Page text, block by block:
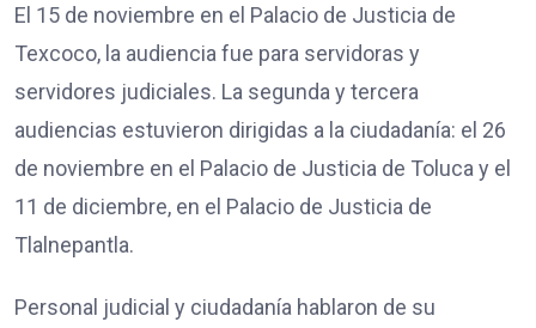
El 15 de noviembre en el Palacio de Justicia de
Texcoco, la audiencia fue para servidoras y
servidores judiciales. La segunda y tercera
audiencias estuvieron dirigidas a la ciudadanía: el 26
de noviembre en el Palacio de Justicia de Toluca y el
11 de diciembre, en el Palacio de Justicia de
Tlalnepantla.
Personal judicial y ciudadanía hablaron de su